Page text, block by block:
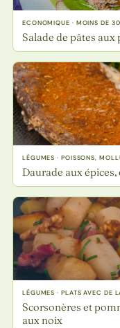
ECONOMIQUE · MOINS DE
Salade de pâtes
LÉGUMES · POISSONS,
Daurade aux
LÉGUMES · PLATS AVEC DE
Scorsonères et
aux noix